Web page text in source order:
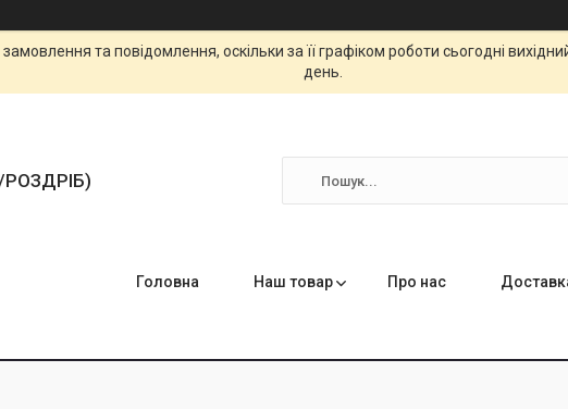
та повідомлення, оскільки за її графіком роботи сьогодні
день.
РОЗДРІБ)
Головна Наш товар Про нас